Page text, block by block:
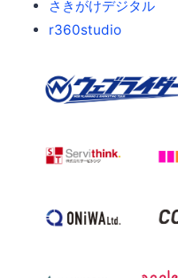
さきがけデジタル
r360studio